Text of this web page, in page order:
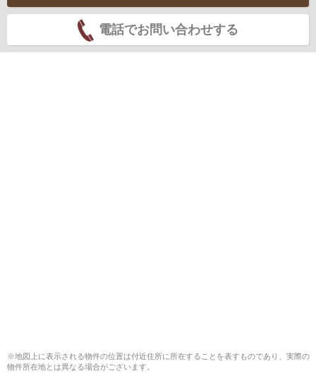
電話でお問い合わせする
※地図上に表示される物件の位置は付近住所に所在することを表すものであり、実際の
物件所在地とは異なる場合がございます。